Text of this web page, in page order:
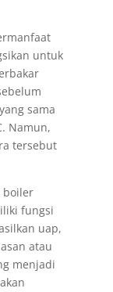
untuk
sama
Namun,
tersebut
boiler
fungsi
uap,
atau
menjadi